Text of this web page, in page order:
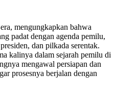
mengungkapkan bahwa
padat dengan agenda pemilu,
dan pilkada serentak.
kalinya dalam sejarah pemilu di
mengawal persiapan dan
prosesnya berjalan dengan